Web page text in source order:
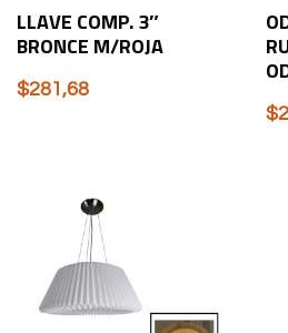
LLAVE COMP. 3″
BRONCE M/ROJA
$281,68
$